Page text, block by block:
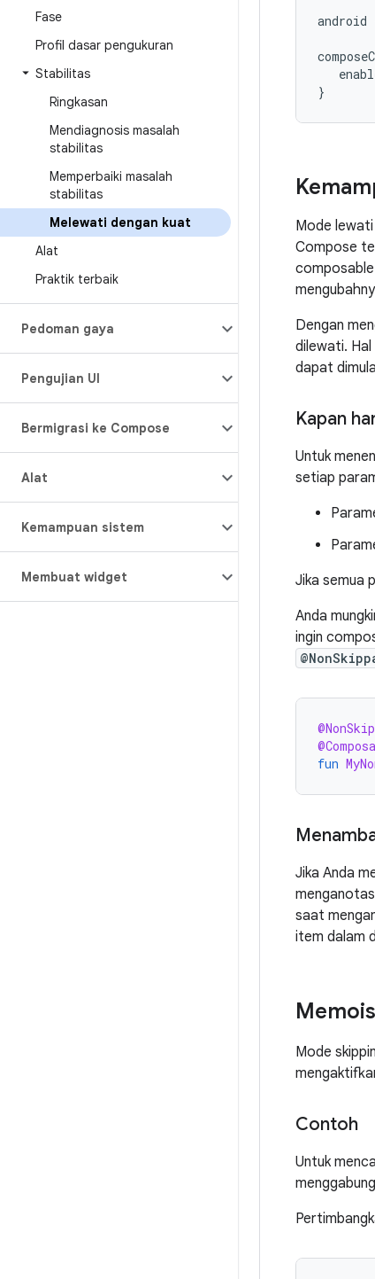
Fase
Profil dasar pengukuran
Stabilitas
Ringkasan
Mendiagnosis masalah
stabilitas
Memperbaiki masalah
stabilitas
Melewati dengan kuat
Alat
Praktik terbaik
Pedoman gaya
Pengujian UI
Bermigrasi ke Compose
Alat
Kemampuan sistem
Membuat widget
Mode
Compose
composable
Dengan
dilewati.
dapat
Kapan
Untuk
setiap
Jika semua
Anda
ingin
fun
Jika Anda
saat
item dalam
Mode
Contoh
Untuk